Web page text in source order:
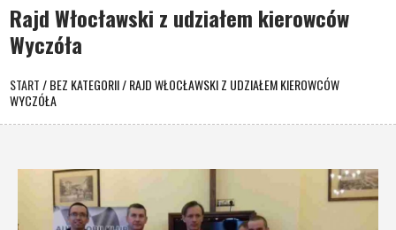
Rajd Włocławski z udziałem kierowców
Wyczóła
START/BEZ KATEGORII/RAJD WŁOCŁAWSKI Z UDZIAŁEM KIEROWCÓW
WYCZÓŁA